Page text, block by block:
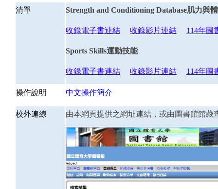
清單 Strength and Conditioning Database肌力與
收錄電子書連結 收錄影片連結 114年圖
Sports Skills運動技能
收錄電子書連結 收錄影片連結 114年圖
操作說明 中文操作簡介
校外連線 由本網頁提供之網址連結，或由圖書館館